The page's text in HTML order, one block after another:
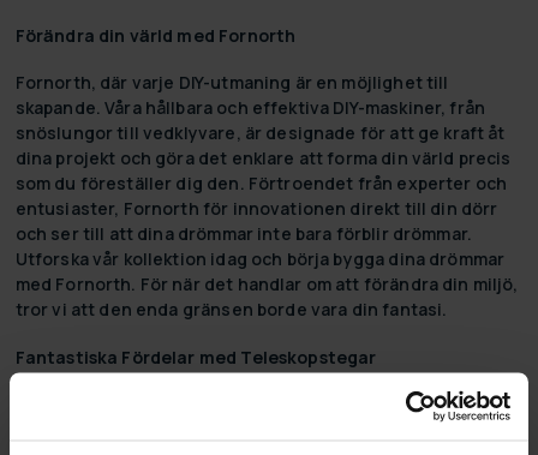
Förändra din värld med Fornorth
Fornorth, där varje DIY-utmaning är en möjlighet till
skapande. Våra hållbara och effektiva DIY-maskiner, från
snöslungor till vedklyvare, är designade för att ge kraft åt
dina projekt och göra det enklare att forma din värld precis
som du föreställer dig den. Förtroendet från experter och
entusiaster, Fornorth för innovationen direkt till din dörr
och ser till att dina drömmar inte bara förblir drömmar.
Utforska vår kollektion idag och börja bygga dina drömmar
med Fornorth. För när det handlar om att förändra din miljö,
tror vi att den enda gränsen borde vara din fantasi.
Fantastiska Fördelar med Teleskopstegar
Allmänt sett, erbjuder teleskopstegar en mängd fördelar
som gör dem till enkel och praktisk lösning för många